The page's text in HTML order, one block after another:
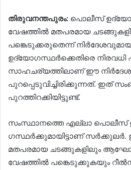
തിരുവനന്തപുരം: പൊലീസ്
വേഷത്തിൽ മതപരമായ
പങ്കെടുക്കരുതെന്ന് നിർദേശവുമായി
ഉദ്യോഗസ്ഥർക്കെതിരെ നിരവധി
സാഹചര്യത്തിലാണ് ഈ
പുറപ്പെടുവിച്ചിരിക്കുന്നത്. ഇത്
പുറത്തിറക്കിയിട്ടുണ്ട്.
സംസ്ഥാനത്തെ എല്ലാ പൊലീസ്
ഗസ്ഥർക്കുമായിട്ടാണ്
മതപരമായ ചടങ്ങുകളിലും
വേഷത്തിൽ പങ്കെടുക്കുകയും റീൽസ്